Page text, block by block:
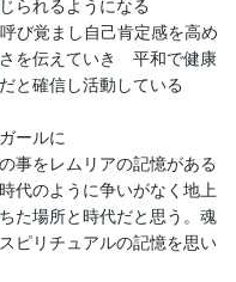
られるようになる
び覚まし自己肯定感を高め
を伝えていき　平和で健康
と確信し活動している
ールに
事をレムリアの記憶がある
代のように争いがなく地上
た場所と時代だと思う。魂
ピリチュアルの記憶を思い